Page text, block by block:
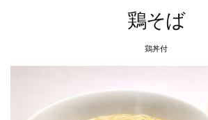
鶏そば
鶏丼付